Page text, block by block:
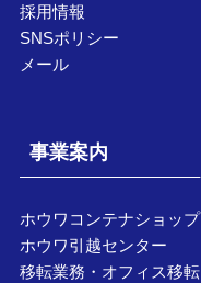
採用情報
SNSポリシー
メール
事業案内
ホウワコンテナショップ
ホウワ引越センター
移転業務・オフィス移転